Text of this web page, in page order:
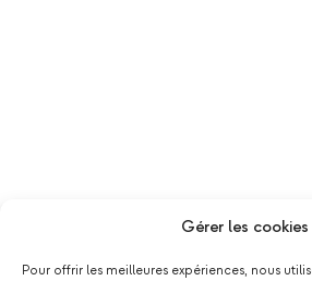
Gérer les cookies
Pour offrir les meilleures expériences, nous